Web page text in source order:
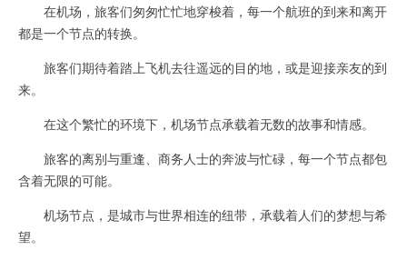
在机场，旅客们匆匆忙忙地穿梭着，每一个航班的到来和离开
都是一个节点的转换。
旅客们期待着踏上飞机去往遥远的目的地，或是迎接亲友的到
来。
在这个繁忙的环境下，机场节点承载着无数的故事和情感。
旅客的离别与重逢、商务人士的奔波与忙碌，每一个节点都包
含着无限的可能。
机场节点，是城市与世界相连的纽带，承载着人们的梦想与希
望。